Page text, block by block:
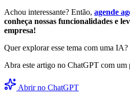
Achou interessante? Então, agende
conheça nossas funcionalidades e
empresa!
Quer explorar esse tema com uma IA?
Abra este artigo no ChatGPT com um
Abrir no ChatGPT